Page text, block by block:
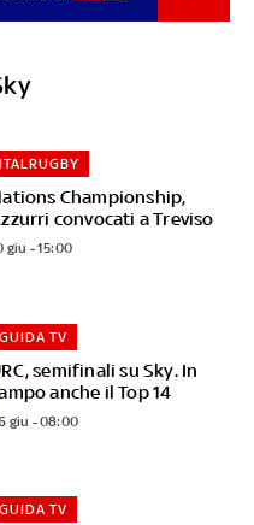
Championship,
convocati a Treviso
ITALRUGBY
giu - 15:00
semifinali su Sky. In
anche il Top 14
GUIDA TV
giu - 08:00
GUIDA TV